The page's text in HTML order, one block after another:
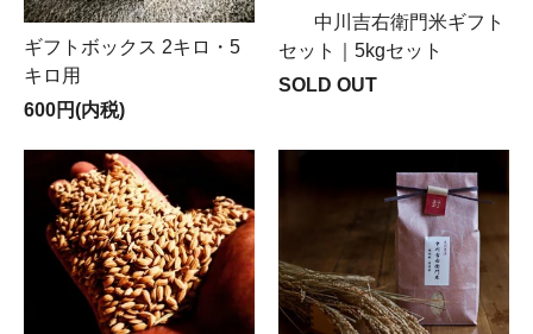
ギフトボックス 2キロ・5
キロ用
600円(内税)
中川吉右衛門米ギフト
セット｜5kgセット
SOLD OUT